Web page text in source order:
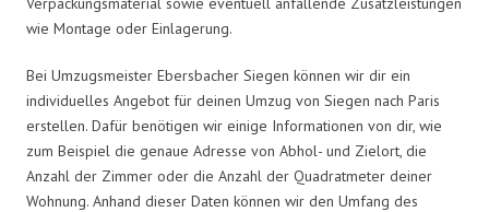
wie Montage oder Einlagerung.
Bei Umzugsmeister Ebersbacher Siegen können wir dir ein
individuelles Angebot für deinen Umzug von Siegen nach Paris
erstellen. Dafür benötigen wir einige Informationen von dir, wie
zum Beispiel die genaue Adresse von Abhol- und Zielort, die
Anzahl der Zimmer oder die Anzahl der Quadratmeter deiner
Wohnung. Anhand dieser Daten können wir den Umfang des